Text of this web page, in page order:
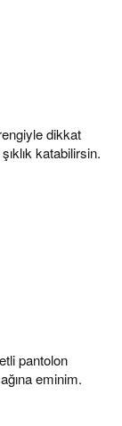
dikkat
katabilirsin.
pantolon
eminim.